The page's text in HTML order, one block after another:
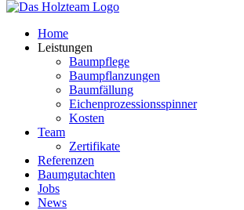
Home
Leistungen
Baumpflege
Baumpflanzungen
Baumfällung
Eichenprozessionsspinner
Kosten
Team
Zertifikate
Referenzen
Baumgutachten
Jobs
News